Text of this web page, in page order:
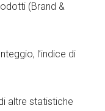
(Brand &
l’indice di
altre statistiche